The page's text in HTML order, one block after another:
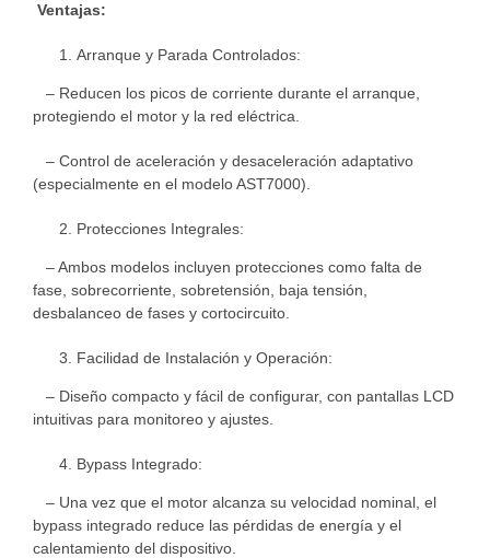
Ventajas:
Arranque y Parada Controlados:
– Reducen los picos de corriente durante el arranque,
protegiendo el motor y la red eléctrica.
– Control de aceleración y desaceleración adaptativo
(especialmente en el modelo AST7000).
Protecciones Integrales:
– Ambos modelos incluyen protecciones como falta de
fase, sobrecorriente, sobretensión, baja tensión,
desbalanceo de fases y cortocircuito.
Facilidad de Instalación y Operación:
– Diseño compacto y fácil de configurar, con pantallas LCD
intuitivas para monitoreo y ajustes.
Bypass Integrado:
– Una vez que el motor alcanza su velocidad nominal, el
bypass integrado reduce las pérdidas de energía y el
calentamiento del dispositivo.